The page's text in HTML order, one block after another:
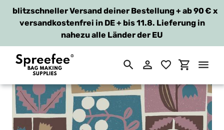
zum
Inhalt
blitzschneller Versand deiner Bestellung + ab 90 €
versandkostenfrei in DE + bis 11.8. Lieferung in
nahezu alle Länder der EU
x
SuchenEinloggen